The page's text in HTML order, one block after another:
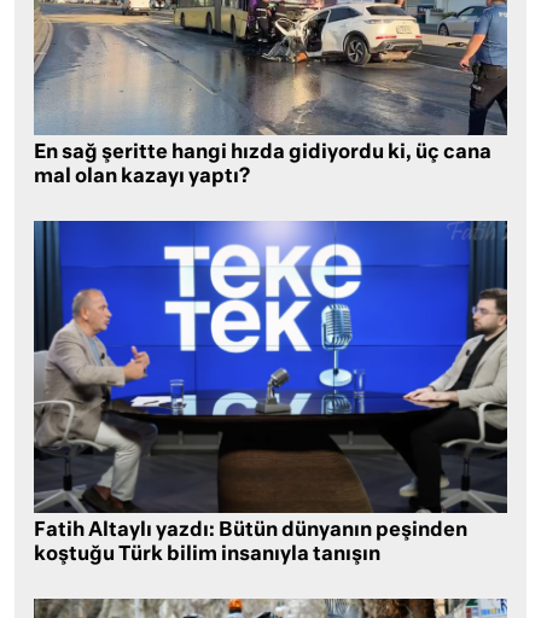
En sağ şeritte hangi hızda gidiyordu ki, üç cana
mal olan kazayı yaptı?
Fatih Altaylı yazdı: Bütün dünyanın peşinden
koştuğu Türk bilim insanıyla tanışın